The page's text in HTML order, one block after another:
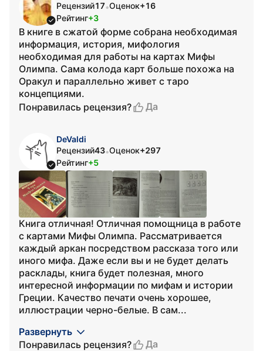
Рецензий17•Оценок+16
Рейтинг+3
В книге в сжатой форме собрана необходимая
информация, история, мифология
необходимая для работы на картах Мифы
Олимпа. Сама колода карт больше похожа на
Оракул и параллельно живет с таро
концепциями.
Понравилась рецензия?
Да
DeValdi
Рецензий43•Оценок+297
Рейтинг+5
Книга отличная! Отличная помощница в работе
с картами Мифы Олимпа. Рассматривается
каждый аркан посредством рассказа того или
иного мифа. Даже если вы и не будет делать
расклады, книга будет полезная, много
интересной информации по мифам и истории
Греции. Качество печати очень хорошее,
иллюстрации черно-белые. В сам...
Развернуть
Понравилась рецензия?
Да